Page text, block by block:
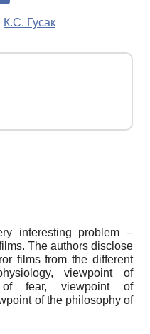
К.С. Гусак
interesting problem –
The authors disclose
films from the different
viewpoint of
of fear, viewpoint of
of the philosophy of